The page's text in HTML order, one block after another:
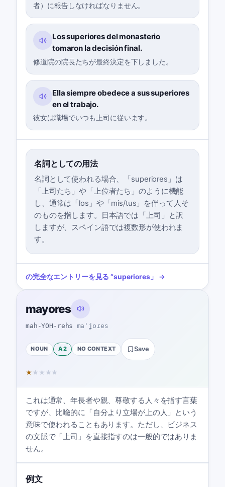
者）に報告しなければなりません。
Los superiores del monasterio
tomaron la decisión final.
修道院の院長たちが最終決定を下しました。
Ella siempre obedece a sus superiores
en el trabajo.
彼女は職場でいつも上司に従います。
名詞としての用法
名詞として使われる場合、「superiores」は
「上司たち」や「上位者たち」のように機能
し、通常は「los」や「mis/tus」を伴って人そ
のものを指します。日本語では「上司」と訳
しますが、スペイン語では複数形が使われま
す。
の完全なエントリーを見る “superiores」 →
mayores
mah-YOH-rehs maˈʝoɾes
NOUN A2 NO CONTEXT Save
★ ★ ★ ★ ★
これは通常、年長者や親、尊敬する人々を指す言葉
ですが、比喩的に「自分より立場が上の人」という
意味で使われることもあります。ただし、ビジネス
の文脈で「上司」を直接指すのは一般的ではありま
せん。
例文